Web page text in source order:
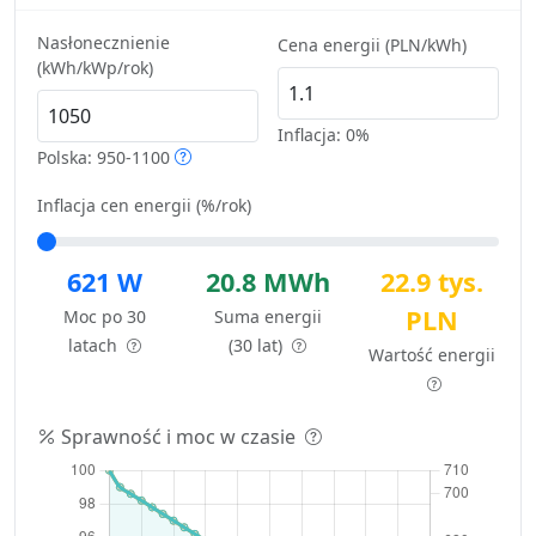
Nasłonecznienie
(kWh/kWp/rok)
Polska: 950-1100
Cena energii (PLN/kWh)
Inflacja: 0%
Inflacja cen energii (%/rok)
621 W
Moc po 30
latach
20.8 MWh
Suma energii
(30 lat)
22.9 tys.
PLN
Wartość energii
Sprawność i moc w czasie